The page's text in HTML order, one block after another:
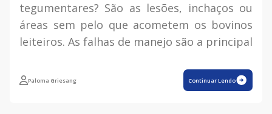
tegumentares? São as lesões, inchaços ou
áreas sem pelo que acometem os bovinos
leiteiros. As falhas de manejo são a principal
Paloma Griesang Continuar Lendo